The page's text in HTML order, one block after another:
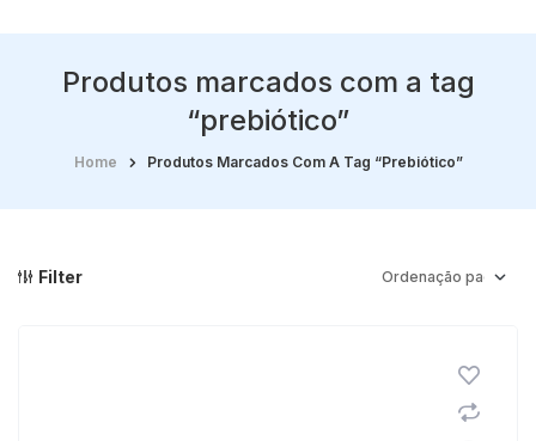
Produtos marcados com a tag
“prebiótico”
Home Produtos Marcados Com A Tag “prebiótico”
Filter